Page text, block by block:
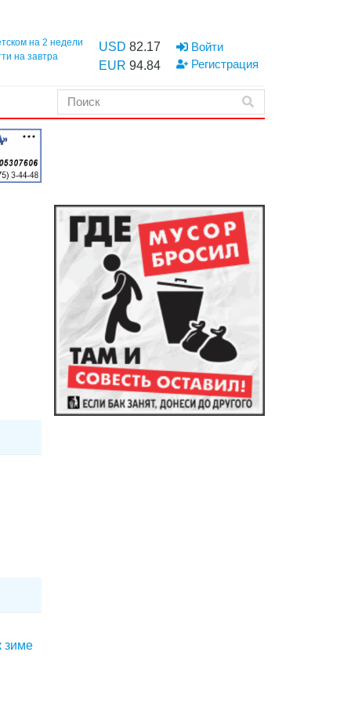
на 2 недели
на завтра
USD 82.17
EUR 94.84
Войти
Регистрация
зиме